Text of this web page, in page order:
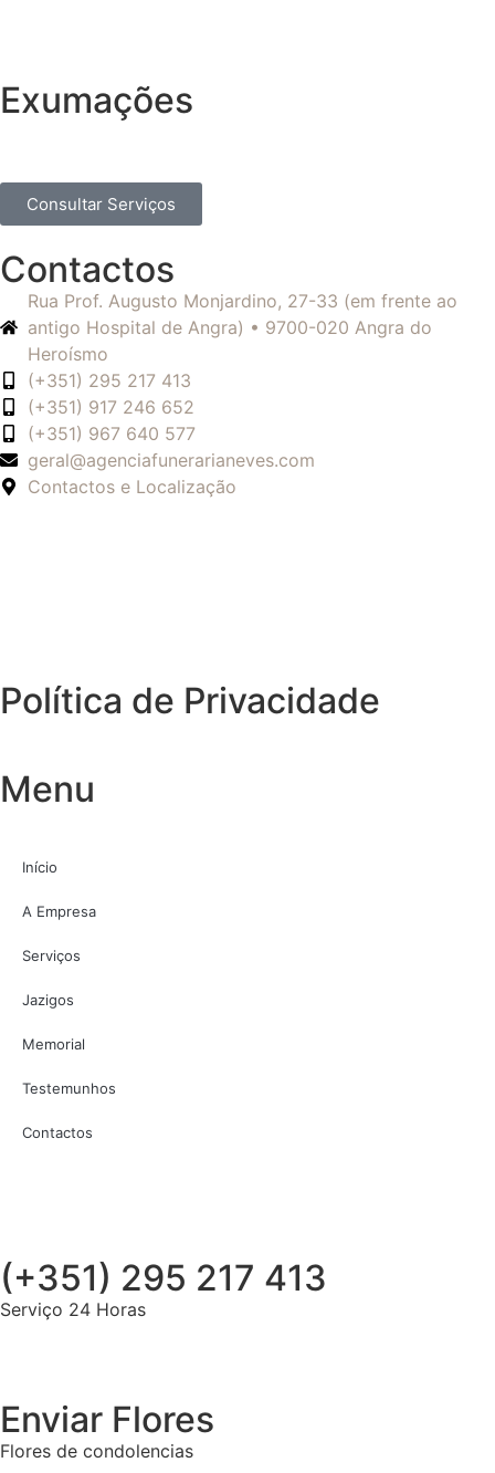
Exumações
Consultar Serviços
Contactos
Rua Prof. Augusto Monjardino, 27-33 (em frente ao
antigo Hospital de Angra) • 9700-020 Angra do
Heroísmo
(+351) 295 217 413
(+351) 917 246 652
(+351) 967 640 577
geral@agenciafunerarianeves.com
Contactos e Localização
Política de Privacidade
Menu
Início
A Empresa
Serviços
Jazigos
Memorial
Testemunhos
Contactos
(+351) 295 217 413
Serviço 24 Horas
Enviar Flores
Flores de condolencias